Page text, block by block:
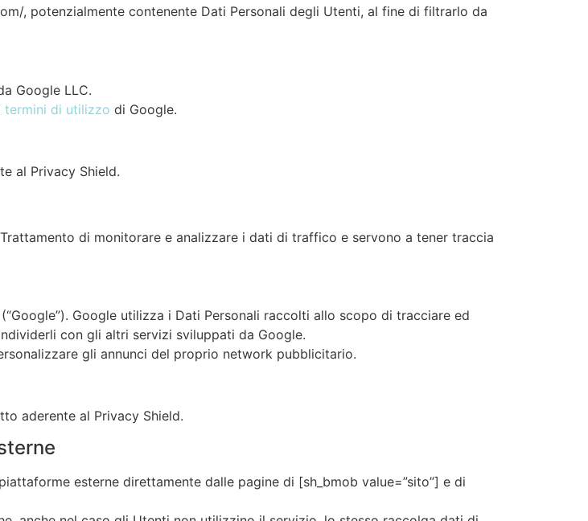
, potenzialmente contenente Dati Personali degli Utenti, al fine di filtrarlo da
Google LLC.
termini di utilizzo di Google.
al Privacy Shield.
di monitorare e analizzare i dati di traffico e servono a tener traccia
Google utilizza i Dati Personali raccolti allo scopo di tracciare ed
con gli altri servizi sviluppati da Google.
gli annunci del proprio network pubblicitario.
aderente al Privacy Shield.
esterne direttamente dalle pagine di [sh_bmob value=”sito”] e di